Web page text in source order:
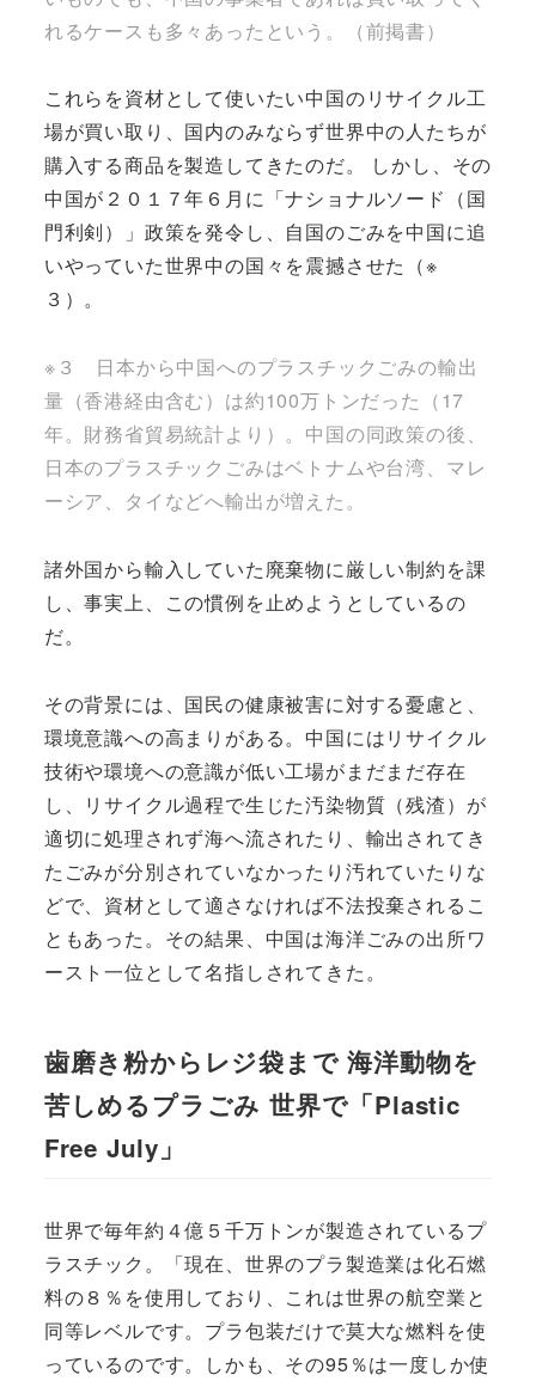
れるケースも多々あったという。（前掲書）
これらを資材として使いたい中国のリサイクル工
場が買い取り、国内のみならず世界中の人たちが
購入する商品を製造してきたのだ。 しかし、その
中国が２０１７年６月に「ナショナルソード（国
門利剣）」政策を発令し、自国のごみを中国に追
いやっていた世界中の国々を震撼させた（※
３）。
※３ 日本から中国へのプラスチックごみの輸出
量（香港経由含む）は約100万トンだった（17
年。財務省貿易統計より）。中国の同政策の後、
日本のプラスチックごみはベトナムや台湾、マレ
ーシア、タイなどへ輸出が増えた。
諸外国から輸入していた廃棄物に厳しい制約を課
し、事実上、この慣例を止めようとしているの
だ。
その背景には、国民の健康被害に対する憂慮と、
環境意識への高まりがある。中国にはリサイクル
技術や環境への意識が低い工場がまだまだ存在
し、リサイクル過程で生じた汚染物質（残渣）が
適切に処理されず海へ流されたり、輸出されてき
たごみが分別されていなかったり汚れていたりな
どで、資材として適さなければ不法投棄されるこ
ともあった。その結果、中国は海洋ごみの出所ワ
ースト一位として名指しされてきた。
歯磨き粉からレジ袋まで 海洋動物を
苦しめるプラごみ 世界で「Plastic
Free July」
世界で毎年約４億５千万トンが製造されているプ
ラスチック。「現在、世界のプラ製造業は化石燃
料の８％を使用しており、これは世界の航空業と
同等レベルです。プラ包装だけで莫大な燃料を使
っているのです。しかも、その95％は一度しか使